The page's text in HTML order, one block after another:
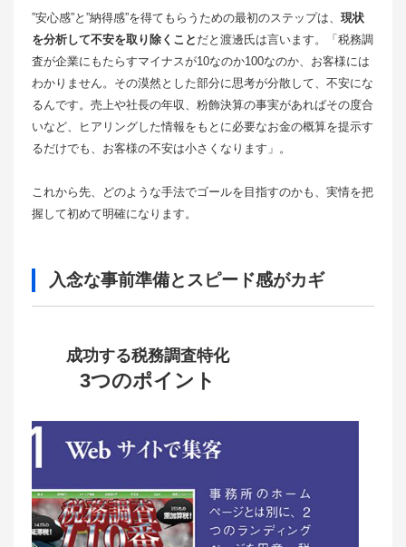
”安心感”と”納得感”を得てもらうための最初のステップは、 現状
を分析して不安を取り除くこと だと渡邊氏は言います。「税務調
査が企業にもたらすマイナスが10なのか100なのか、お客様には
わかりません。その漠然とした部分に思考が分散して、不安にな
るんです。売上や社長の年収、粉飾決算の事実があればその度合
いなど、ヒアリングした情報をもとに必要なお金の概算を提示す
るだけでも、お客様の不安は小さくなります」。
これから先、どのような手法でゴールを目指すのかも、実情を把
握して初めて明確になります。
入念な事前準備とスピード感がカギ
成功する税務調査特化
3つのポイント